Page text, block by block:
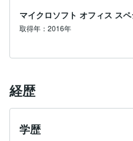
マイクロソフト オフィス スペ
取得年：2016年
経歴
学歴